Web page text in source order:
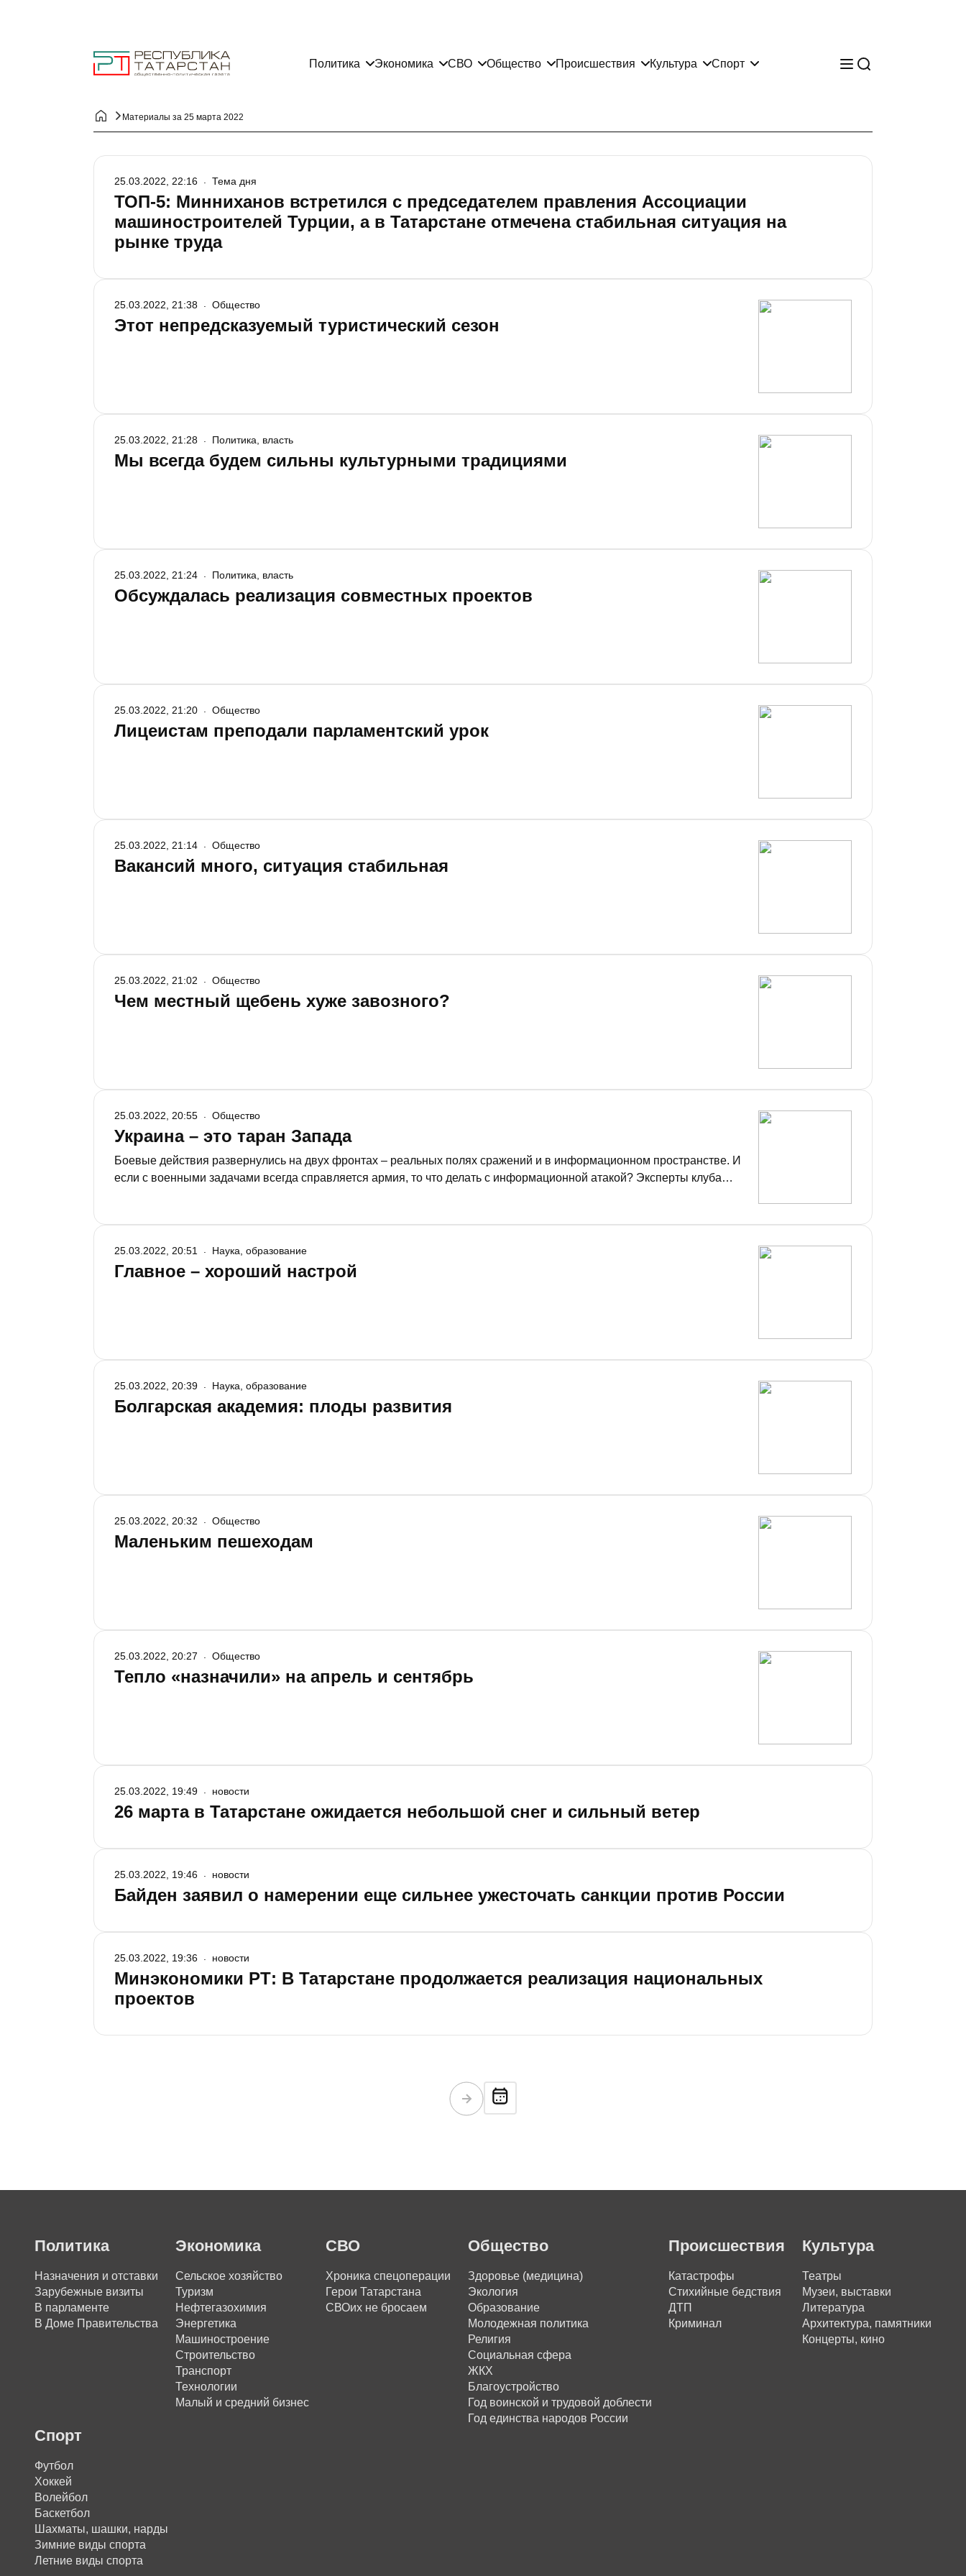
Политика Экономика СВО Общество Происшествия Культура Спорт
Материалы за 25 марта 2022
ТОП-5: Минниханов встретился с председателем правления Ассоциации
машиностроителей Турции, а в Татарстане отмечена стабильная ситуация на
рынке труда
25.03.2022, 22:16 Тема дня
Этот непредсказуемый туристический сезон
25.03.2022, 21:38 Общество
Мы всегда будем сильны культурными традициями
25.03.2022, 21:28 Политика, власть
Обсуждалась реализация совместных проектов
25.03.2022, 21:24 Политика, власть
Лицеистам преподали парламентский урок
25.03.2022, 21:20 Общество
Вакансий много, ситуация стабильная
25.03.2022, 21:14 Общество
Чем местный щебень хуже завозного?
25.03.2022, 21:02 Общество
Украина – это таран Запада
Боевые действия развернулись на двух фронтах – реальных полях сражений и в информационном пространстве. И
если с военными задачами всегда справляется армия, то что делать с информационной атакой? Эксперты клуба
25.03.2022, 20:55 Общество
Главное – хороший настрой
25.03.2022, 20:51 Наука, образование
Болгарская академия: плоды развития
25.03.2022, 20:39 Наука, образование
Маленьким пешеходам
25.03.2022, 20:32 Общество
Тепло «назначили» на апрель и сентябрь
25.03.2022, 20:27 Общество
26 марта в Татарстане ожидается небольшой снег и сильный ветер
25.03.2022, 19:49 новости
Байден заявил о намерении еще сильнее ужесточать санкции против России
25.03.2022, 19:46 новости
Минэкономики РТ: В Татарстане продолжается реализация национальных
проектов
25.03.2022, 19:36 новости
Политика
Назначения и отставки
Зарубежные визиты
В парламенте
В Доме Правительства
Экономика
Сельское хозяйство
Туризм
Нефтегазохимия
Энергетика
Машиностроение
Строительство
Транспорт
Технологии
Малый и средний бизнес
СВО
Хроника спецоперации
Герои Татарстана
СВОих не бросаем
Общество
Здоровье (медицина)
Экология
Образование
Молодежная политика
Религия
Социальная сфера
ЖКХ
Благоустройство
Год воинской и трудовой доблести
Год единства народов России
Происшествия
Катастрофы
Стихийные бедствия
ДТП
Криминал
Культура
Театры
Музеи, выставки
Литература
Архитектура, памятники
Концерты, кино
Спорт
Футбол
Хоккей
Волейбол
Баскетбол
Шахматы, шашки, нарды
Зимние виды спорта
Летние виды спорта